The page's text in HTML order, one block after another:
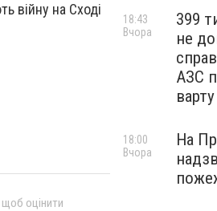
війну на Сході
щоб оцінити
399
не
АЗС
варту
18:43
Вчора
На
18:00
Вчора